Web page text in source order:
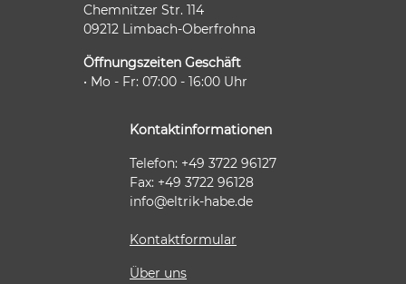
Chemnitzer Str. 114
09212 Limbach-Oberfrohna
Öffnungszeiten Geschäft
• Mo - Fr: 07:00 - 16:00 Uhr
Kontaktinformationen
Telefon: +49 3722 96127
Fax: +49 3722 96128
info@eltrik-habe.de
Kontaktformular
Über uns